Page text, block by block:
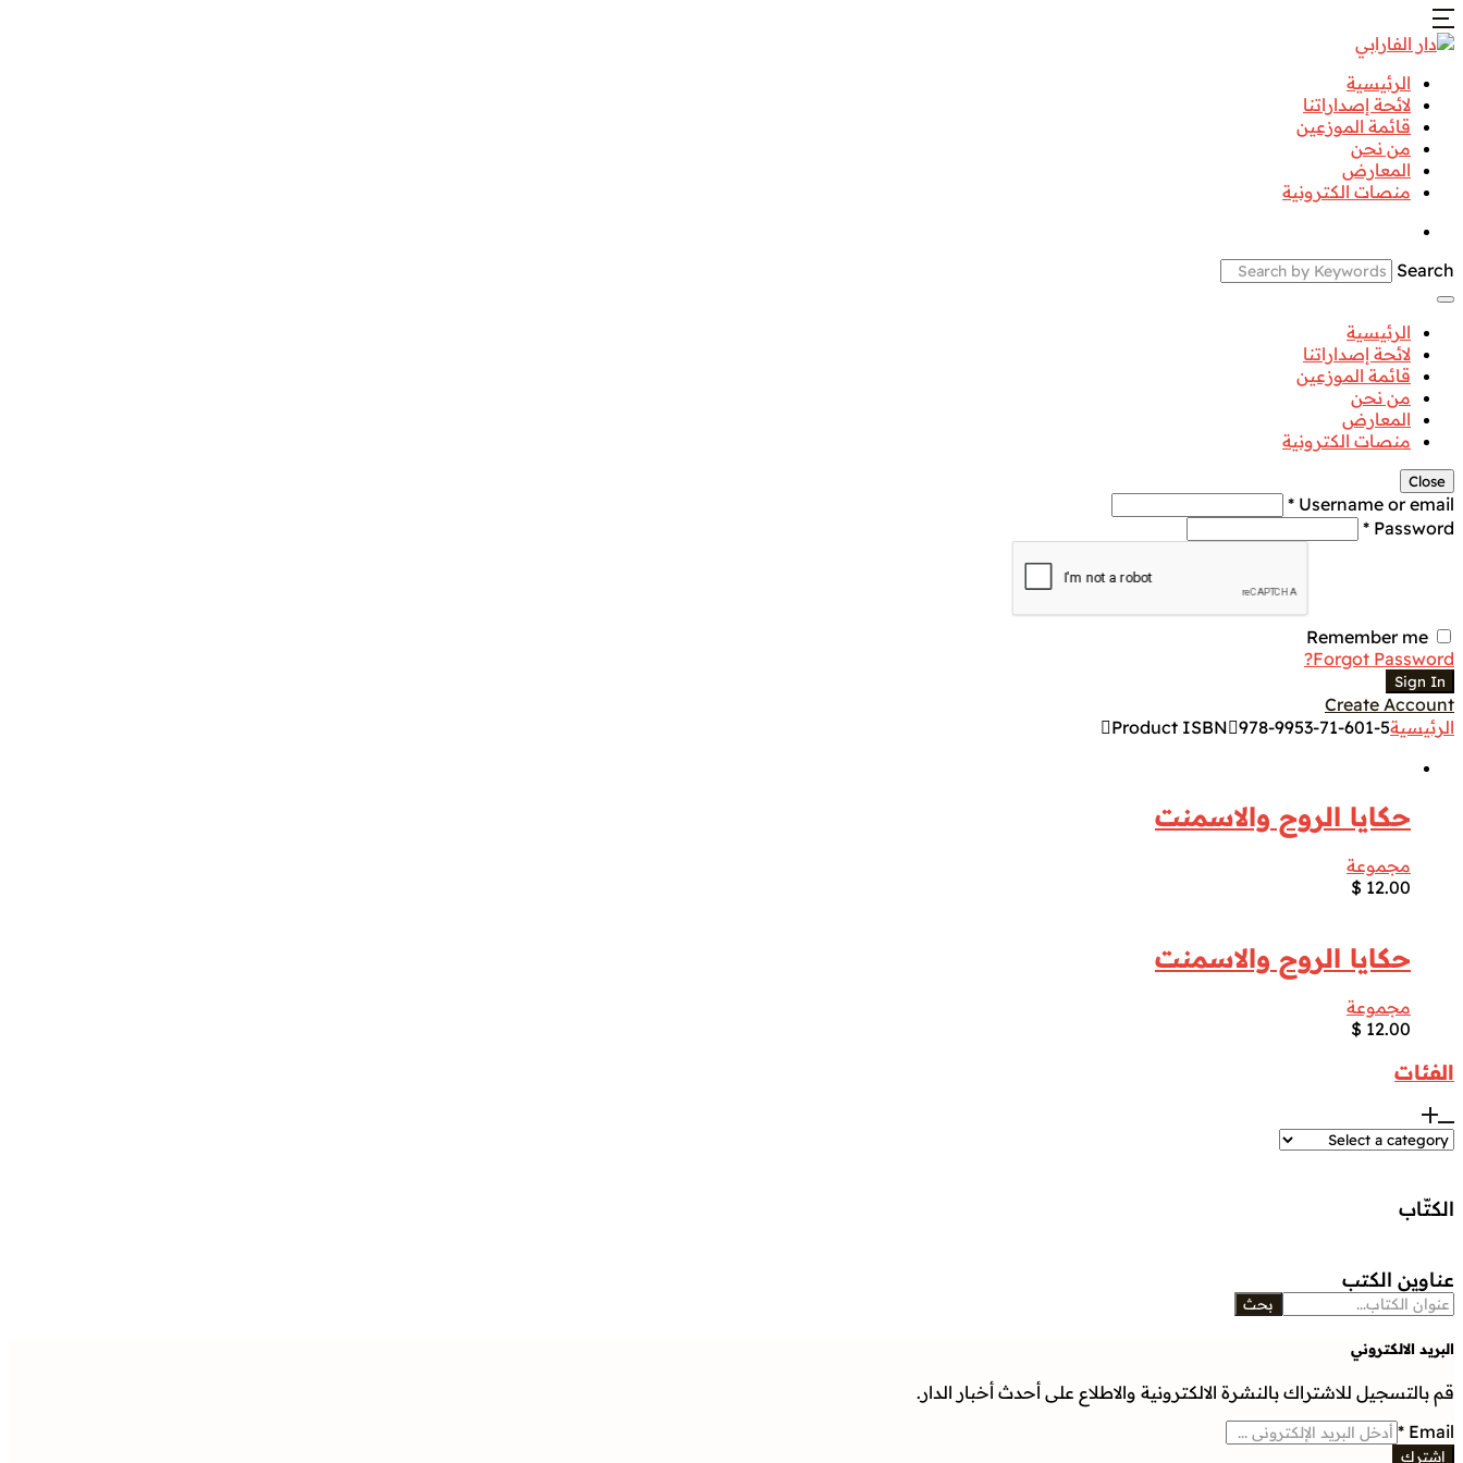
الرئيسية
لائحة إصداراتنا
قائمة الموزعين
من نحن
المعارض
منصات الكترونية
Search
الرئيسية
لائحة إصداراتنا
قائمة الموزعين
من نحن
المعارض
منصات الكترونية
Close
Username or email *
Password *
Remember me
Forgot Password?
Sign In
Create Account
الرئيسية
Product ISBN 978-9953-71-601-5
حكايا الروح والاسمنت
مجموعة
$ 12.00
حكايا الروح والاسمنت
مجموعة
$ 12.00
الفئات
الكتّاب
عناوين الكتب
بحث
البريد الالكتروني
قم بالتسجيل للاشتراك بالنشرة الالكترونية والاطلاع على أحدث أخبار الدار.
Email
*
إشترك